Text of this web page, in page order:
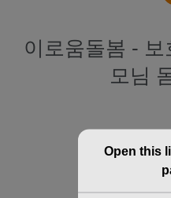
이로움돌봄 -
모님